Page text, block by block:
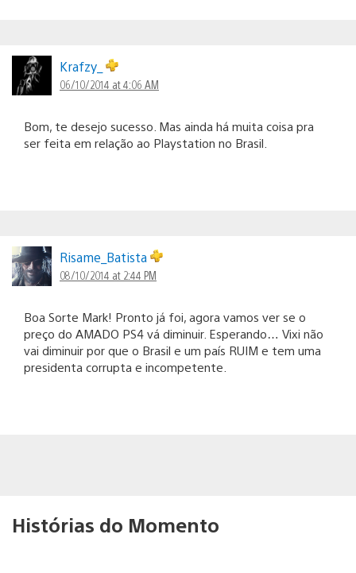
Krafzy_
06/10/2014 at 4:06 AM
Bom, te desejo sucesso. Mas ainda há muita coisa pra
ser feita em relação ao Playstation no Brasil.
Risame_Batista
08/10/2014 at 2:44 PM
Boa Sorte Mark! Pronto já foi, agora vamos ver se o
preço do AMADO PS4 vá diminuir. Esperando… Vixi não
vai diminuir por que o Brasil e um país RUIM e tem uma
presidenta corrupta e incompetente.
Histórias do Momento